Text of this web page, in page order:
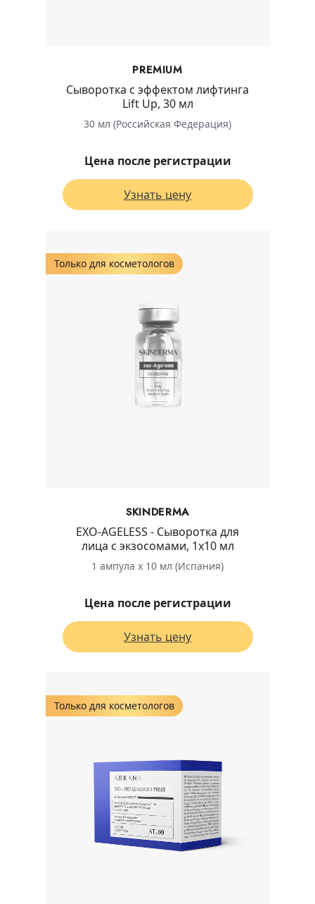
PREMIUM
Сыворотка с эффектом лифтинга
Lift Up, 30 мл
30 мл (Российская Федерация)
Цена после регистрации
Узнать цену
Только для косметологов
SKINDERMA
EXO-AGELESS - Сыворотка для
лица с экзосомами, 1х10 мл
1 ампула х 10 мл (Испания)
Цена после регистрации
Узнать цену
Только для косметологов